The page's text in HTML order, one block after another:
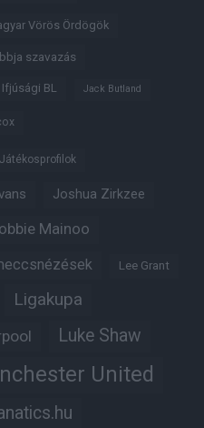
Vörös Ördögök
szavazás
Ifjúsági BL Jack Butland
Játékosprofilok
Joshua Zirkzee
Mainoo
Lee Grant
Ligakupa
Luke Shaw
United